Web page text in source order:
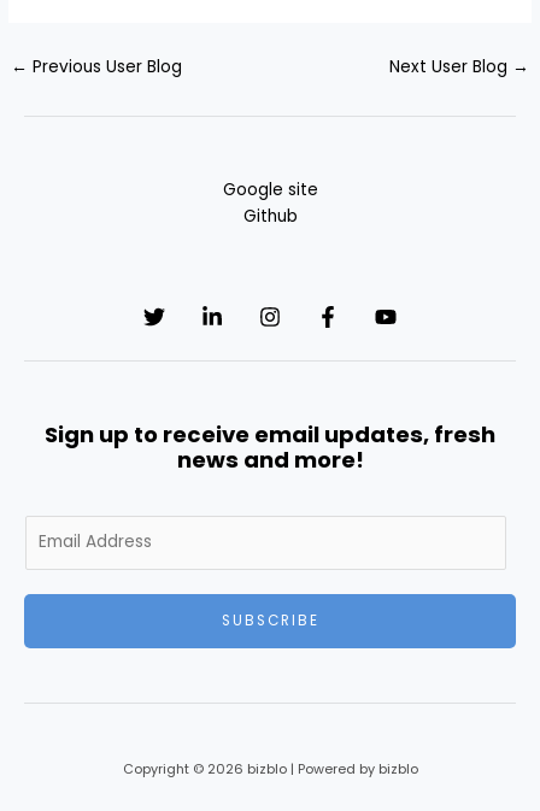
← Previous User Blog Next User Blog →
Google site
Github
Sign up to receive email updates, fresh
news and more!
m
i
SUBSCRIBE
Copyright © 2026 bizblo | Powered by bizblo